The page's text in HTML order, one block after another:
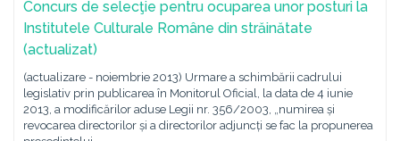
Concurs de selecţie pentru ocuparea unor posturi la
Institutele Culturale Române din străinătate
(actualizat)
(actualizare - noiembrie 2013) Urmare a schimbării cadrului
legislativ prin publicarea în Monitorul Oficial, la data de 4 iunie
2013, a modificărilor aduse Legii nr. 356/2003, „numirea și
revocarea directorilor și a directorilor adjuncți se fac la propunerea